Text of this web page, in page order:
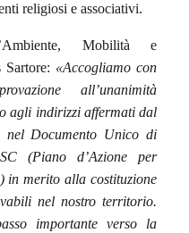
religiosi e associativi.
Mobilità e
«Accogliamo con
all’unanimità
agli indirizzi affermati dal
nel Documento Unico di
(Piano d’Azione per
in merito alla costituzione
nel nostro territorio.
importante verso la